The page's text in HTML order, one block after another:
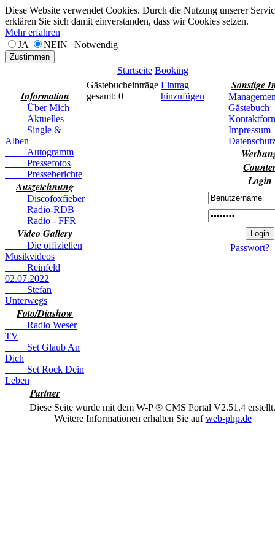
Diese Website verwendet Cookies. Durch die Nutzung unserer
erklären Sie sich damit einverstanden, dass wir Cookies setzen.
Mehr erfahren
JA
NEIN | Notwendig
Zustimmen
Startseite Booking
Information
Über Mich
Aktuelles
Single &
Alben
Autogramm
Pressefotos
Presseberichte
Auszeichnung
Discofoxfieber
Radio-RDB
Radio - FFR
Video Gallery
Die offiziellen
Musikvideos
Reinfeld
02.07.2022
Stefan
Unterwegs
Foto/Diashow
Radio Weser
TV
Set Glaub An
Dich
Set Rock Dein
Leben
Partner
Gästebucheinträge
gesamt: 0
Eintrag
hinzufügen
Sonstige
Gästebuch
Impressum
Login
Passwort?
Diese Seite wurde mit dem W-P ® CMS Portal V2.51.4 erstellt.
Weitere Informationen erhalten Sie aufweb-php.de